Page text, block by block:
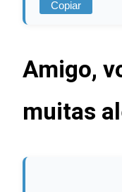
Copiar
Amigo,
muitas